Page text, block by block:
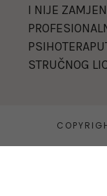
I NIJE
STRUČNOG